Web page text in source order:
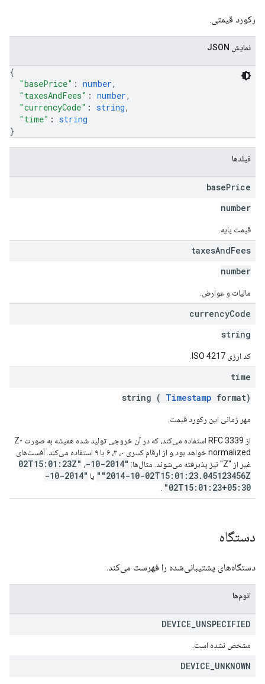
رکورد قیمتی.
نمایش JSON
{
"basePrice" : number,
"taxesAndFees" : number,
"currencyCode" : string,
"time" : string
}
فیلدها
basePrice
number
قیمت پایه.
taxesAndFees
number
مالیات و عوارض.
currencyCode
string
کد ارزی ISO 4217.
time
string ( Timestamp format)
مهر زمانی این رکورد قیمت.
از RFC 3339 استفاده می‌کند، که در آن خروجی تولید شده همیشه به صورت Z-
normalized خواهد بود و از ارقام کسری ۰، ۳، ۶ یا ۹ استفاده می‌کند. آفست‌های
غیر از "Z" نیز پذیرفته می‌شوند. مثال‌ها:
"2014-10-02T15:01:23Z" ،
"2014-10-02T15:01:23.045123456Z" یا
"2014-10-
02T15:01:23+05:30"
دستگاه
دستگاه‌های پشتیبانی‌شده را فهرست می‌کند.
انوم‌ها
DEVICE UNSPECIFIED
مشخص نشده است.
DEVICE UNKNOWN